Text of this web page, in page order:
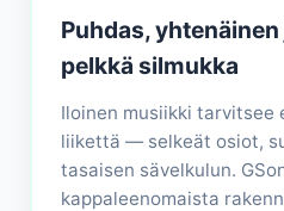
Puhdas,
pelkkä silmukka
Iloinen musiikki tarvitsee
liikettä — selkeät osiot,
tasaisen sävelkulun.
kappaleenomaista